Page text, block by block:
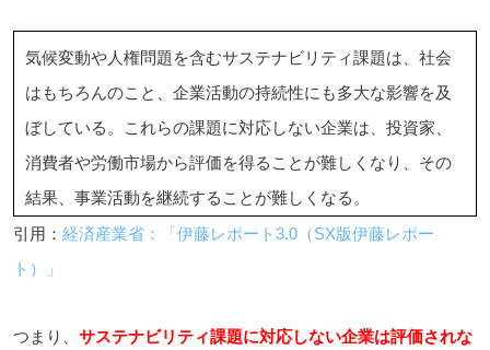
気候変動や人権問題を含むサステナビリティ課題は、社会
はもちろんのこと、企業活動の持続性にも多大な影響を及
ぼしている。これらの課題に対応しない企業は、投資家、
消費者や労働市場から評価を得ることが難しくなり、その
結果、事業活動を継続することが難しくなる。
引用： 経済産業省：「伊藤レポート3.0（SX版伊藤レポー
ト）」
つまり、 サステナビリティ課題に対応しない企業は評価されな